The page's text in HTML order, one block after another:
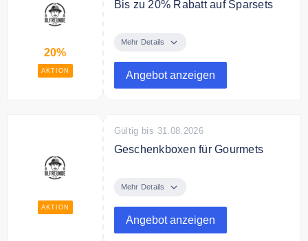
20%
AKTION
Bis zu 20% Rabatt auf Sparsets
Sparsets
Mehr Details
Angebot anzeigen
AKTION
Gültig bis 31.08.2026
Geschenkboxen für Gourmets
ab 20€ für Gourmets und
Mehr Details
Angebot anzeigen